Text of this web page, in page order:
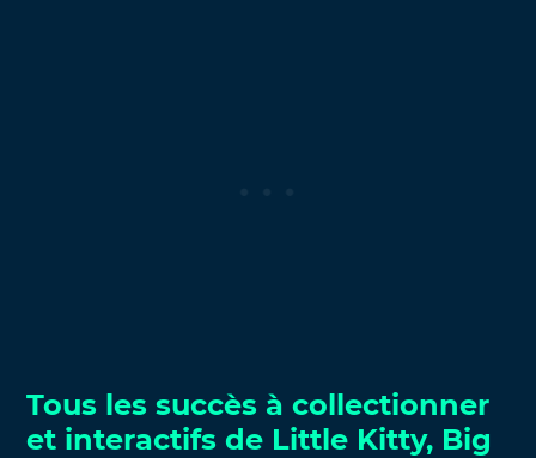
Tous les succès à collectionner
et interactifs de Little Kitty, Big